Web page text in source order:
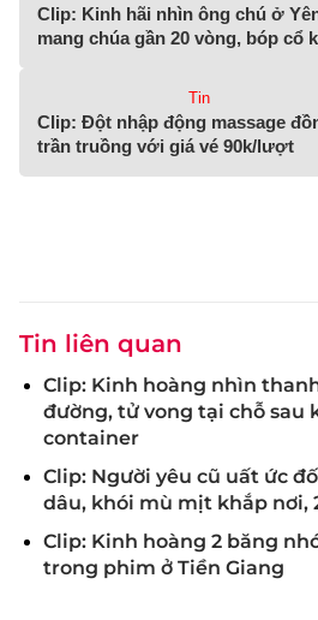
Clip: Kinh hãi nhìn ông chú ở
mang chúa gần 20 vòng, bóp cổ
Tin
Clip: Đột nhập động massage
trần truồng với giá vé 90k/lượt
Tin liên quan
Clip: Kinh hoàng nhìn
đường, tử vong tại chỗ sau
container
Clip: Người yêu cũ uất ức
dâu, khói mù mịt khắp nơi,
Clip: Kinh hoàng 2 băng
trong phim ở Tiền Giang